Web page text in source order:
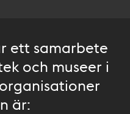
ett samarbete
och museer i
är: